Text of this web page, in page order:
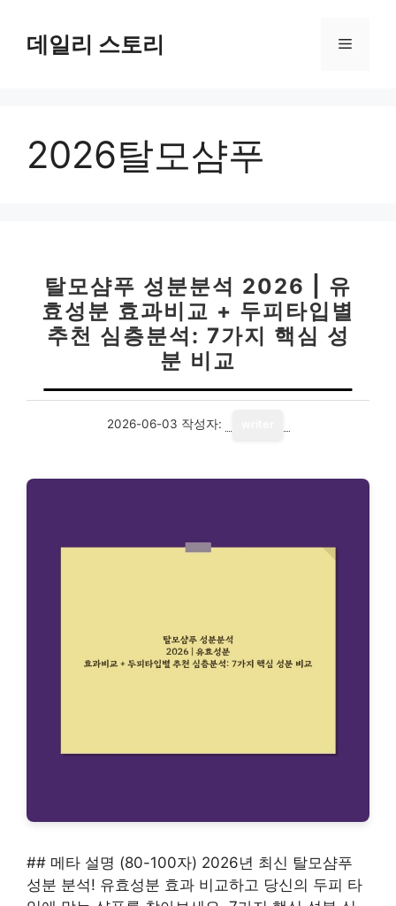
데일리 스토리 메
2026탈모샴푸
탈모샴푸 성분분석 2026 | 유
효성분 효과비교 + 두피타입별
추천 심층분석: 7가지 핵심 성
분 비교
2026-06-03 작성자:
## 메타 설명 (80-100자) 2026년 최신 탈모샴푸
성분 분석! 유효성분 효과 비교하고 당신의 두피 타